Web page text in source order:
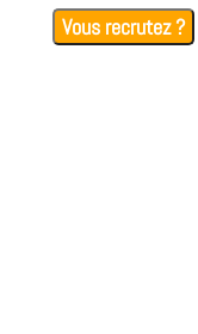
Vous recrutez ?